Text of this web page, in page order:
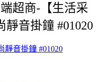
超商-【生活采
靜音掛鐘 #01020